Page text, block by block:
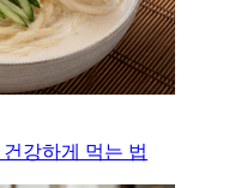
강하게 먹는 법